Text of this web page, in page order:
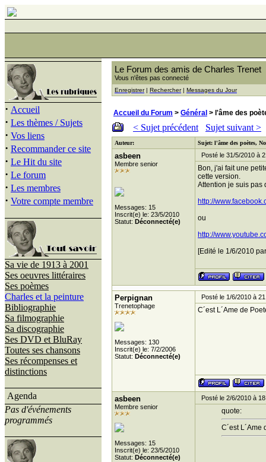
· Accueil
· Les thèmes / Sujets
· Vos liens
· Recommander ce site
· Le Hit du site
· Le forum
· Les membres
· Votre compte membre
Sa vie de 1913 à 2001
Ses oeuvres littéraires
Ses poèmes
Charles et la peinture
Bibliographie
Sa filmographie
Sa discographie
Ses DVD et BluRay
Toutes ses chansons
Ses récompenses et
distinctions
Agenda
Pas d'événements
programmés
Le Forum des amis de Charles Trenet
Vous n'êtes pas connecté
Enregistrer| Rechercher| Messages du Jour
Accueil du Forum > Général > l'âme des
< Sujet précédent Sujet suivant >
Auteur: Sujet: l'âme des poètes,
asbeen
Membre senior
Messages: 15
Inscrit(e) le: 23/5/2010
Statut: Déconnecté(e)
Posté le 31/5/2010 à
Bon, j'ai fait une
cette version.
Attention je suis pas
http://
ou
http://
[Edité le 1/6/2010
Perpignan
Trenetophage
Messages: 130
Inscrit(e) le: 7/2/2006
Statut: Déconnecté(e)
Posté le 1/6/2010 à
C´est L´Ame de
asbeen
Membre senior
Messages: 15
Inscrit(e) le: 23/5/2010
Statut: Déconnecté(e)
Posté le 2/6/2010 à
quote:
C´est